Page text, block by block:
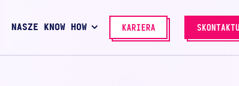
NASZE KNOW HOW KARIERA